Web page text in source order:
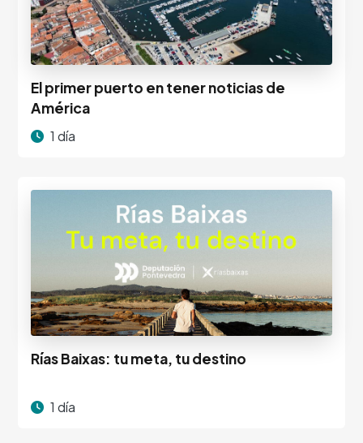
El primer puerto en tener noticias de
América
1 día
Rías Baixas: tu meta, tu destino
1 día